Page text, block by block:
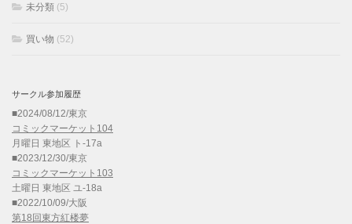
未分類 (5)
買い物 (52)
サークル参加履歴
■2024/08/12/東京
コミックマーケット104
月曜日 東地区 ト-17a
■2023/12/30/東京
コミックマーケット103
土曜日 東地区 ユ-18a
■2022/10/09/大阪
第18回東方紅楼夢